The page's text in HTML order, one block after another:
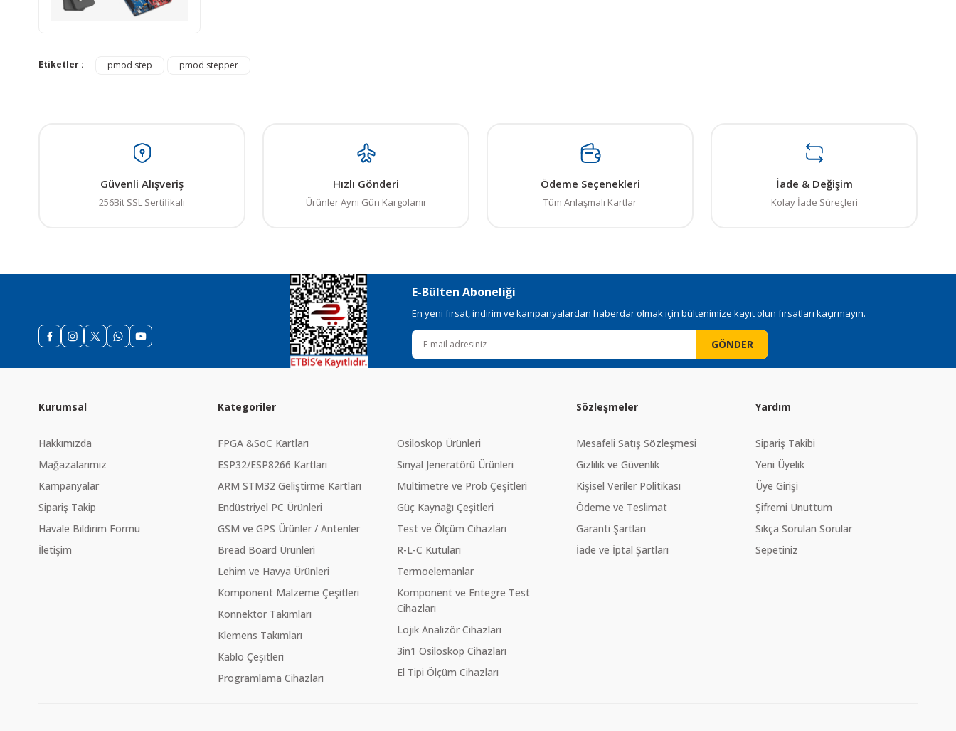
Ürün fiyatı diğer sitelerden daha pahalı.
Gönder
Etiketler : pmod step pmod stepper
Güvenli Alışveriş
256Bit SSL Sertifikalı
Hızlı Gönderi
Ürünler Aynı Gün Kargolanır
Ödeme Seçenekleri
Tüm Anlaşmalı Kartlar
İade & Değişim
Kolay İade Süreçleri
E-Bülten Aboneliği
En yeni fırsat, indirim ve kampanyalardan haberdar olmak için bültenimize kayıt olun fırsatları kaçırmayın.
GÖNDER
Kurumsal
Hakkımızda
Mağazalarımız
Kampanyalar
Sipariş Takip
Havale Bildirim Formu
İletişim
Kategoriler
FPGA &SoC Kartları
ESP32/ESP8266 Kartları
ARM STM32 Geliştirme Kartları
Endüstriyel PC Ürünleri
GSM ve GPS Ürünler / Antenler
Bread Board Ürünleri
Lehim ve Havya Ürünleri
Komponent Malzeme Çeşitleri
Konnektor Takımları
Klemens Takımları
Kablo Çeşitleri
Programlama Cihazları
Osiloskop Ürünleri
Sinyal Jeneratörü Ürünleri
Multimetre ve Prob Çeşitleri
Güç Kaynağı Çeşitleri
Test ve Ölçüm Cihazları
R-L-C Kutuları
Termoelemanlar
Komponent ve Entegre Test
Cihazları
Lojik Analizör Cihazları
3in1 Osiloskop Cihazları
El Tipi Ölçüm Cihazları
Sözleşmeler
Mesafeli Satış Sözleşmesi
Gizlilik ve Güvenlik
Kişisel Veriler Politikası
Ödeme ve Teslimat
Garanti Şartları
İade ve İptal Şartları
Yardım
Sipariş Takibi
Yeni Üyelik
Üye Girişi
Şifremi Unuttum
Sıkça Sorulan Sorular
Sepetiniz